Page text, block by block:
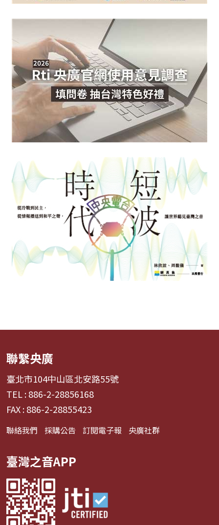
聯繫央廣
臺北市104中山區北安路55號
TEL : 886-2-28856168
FAX : 886-2-28855423
聯絡我們 採購公告 訂閱電子報 央廣社群
臺灣之音APP